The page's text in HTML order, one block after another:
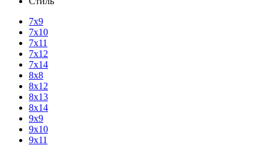
7х9
7х10
7х11
7х12
7х14
8х8
8х12
8х13
8х14
9х9
9х10
9х11